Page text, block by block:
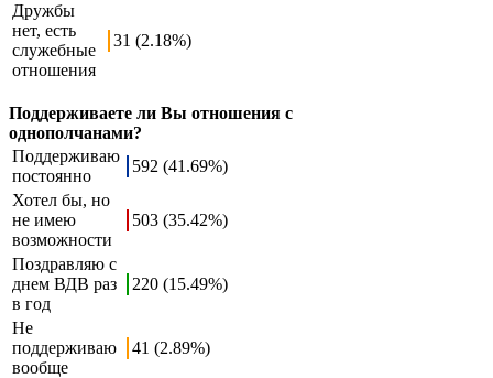
Дружбы
нет, есть
служебные
отношения
31 (2.18%)
Поддерживаете ли Вы отношения с
однополчанами?
Поддерживаю
постоянно
592 (41.69%)
Хотел бы, но
не имею
возможности
503 (35.42%)
Поздравляю с
днем ВДВ раз
в год
220 (15.49%)
Не
поддерживаю
вообще
41 (2.89%)